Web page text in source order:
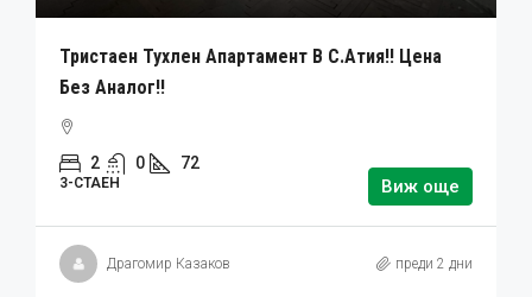
Тристаен Тухлен Апартамент В С.Атия!! Цена
Без Аналог!!
2 0 72
3-СТАЕН Виж още
Драгомир Казаков преди 2 дни